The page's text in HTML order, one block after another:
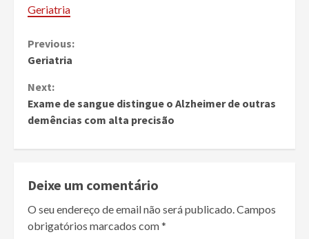
Geriatria
Continue
Previous:
Geriatria
Next:
Exame de sangue distingue o Alzheimer de outras
demências com alta precisão
Deixe um comentário
O seu endereço de email não será publicado.Campos
obrigatórios marcados com*